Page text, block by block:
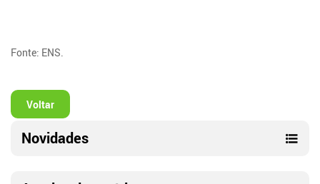
Fonte: ENS.
Voltar
Novidades